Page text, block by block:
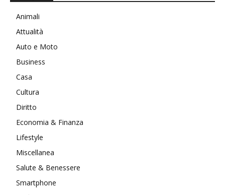
Animali
Attualità
Auto e Moto
Business
Casa
Cultura
Diritto
Economia & Finanza
Lifestyle
Miscellanea
Salute & Benessere
Smartphone